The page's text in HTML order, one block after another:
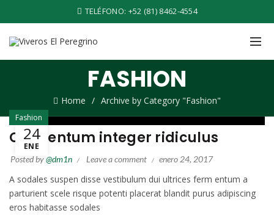
TELÉFONO: +52 (81) 8462-4554
FASHION
Home Archive by Category "Fashion"
24
ENE
Fashion
Condentum integer ridiculus
Posted by@dm1n Leave a comment enero 24, 2017
A sodales suspen disse vestibulum dui ultrices ferm entum a
parturient scele risque potenti placerat blandit purus adipiscing
eros habitasse sodales